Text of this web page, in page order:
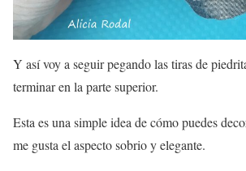
Y así voy a seguir pegando las tiras de
terminar en la parte superior.
Esta es una simple idea de cómo puedes
me gusta el aspecto sobrio y elegante.